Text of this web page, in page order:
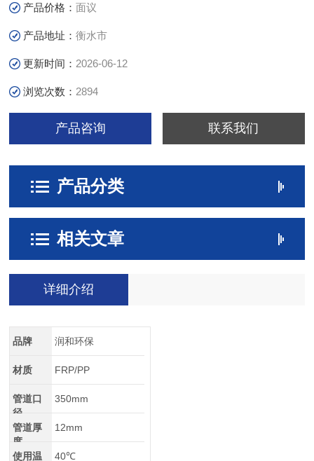
产品价格：面议
产品地址：衡水市
更新时间： 2026-06-12
浏览次数： 2894
产品咨询 联系我们
产品分类
相关文章
详细介绍
品牌 润和环保
材质 FRP/PP
管道口
径
350mm
管道厚
度
12mm
使用温 40℃